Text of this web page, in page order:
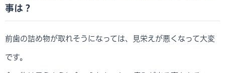
事は？
前歯の詰め物が取れそうになっては、見栄えが悪くなって大変
です。